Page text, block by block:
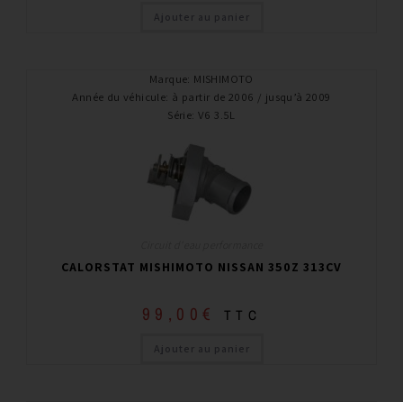
Ajouter au panier
Marque: MISHIMOTO
Année du véhicule: à partir de 2006 / jusqu’à 2009
Série: V6 3.5L
CALORSTAT MISHIMOTO NISSAN 350Z 313CV
99,00 € TTC
Ajouter au panier